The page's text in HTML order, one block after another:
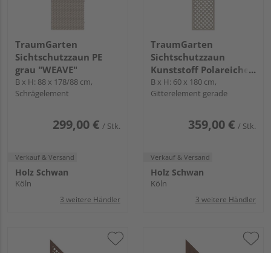
TraumGarten
Sichtschutzzaun PE
grau "WEAVE"
B x H: 88 x 178/88 cm,
Schrägelement
299,00 € / Stk.
Verkauf & Versand
Holz Schwan
Köln
3 weitere Händler
TraumGarten
Sichtschutzzaun
Kunststoff Polareiche
"LONGLIFE RIVA"
B x H: 60 x 180 cm,
Gitterelement gerade
359,00 € / Stk.
Verkauf & Versand
Holz Schwan
Köln
3 weitere Händler